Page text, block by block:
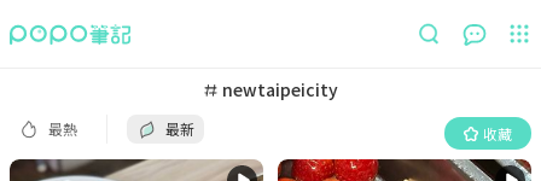
newtaipeicity
最熱 最新 收藏
收藏